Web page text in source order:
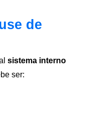
de
sistema interno
ser: